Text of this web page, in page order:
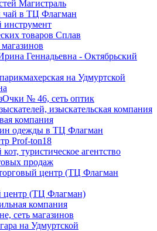
Магистраль
в ТЦ Флагман
товаров Сплав
Геннадьевна - Октябрьский
на Удмуртской
№ 46, сеть оптик
изыскательская компания
компания
одежды в ТЦ Флагман
Prof-ton18
туристическое агентство
продаж
центр (ТЦ Флагман
центр (ТЦ Флагман)
компания
сеть магазинов
на Удмуртской